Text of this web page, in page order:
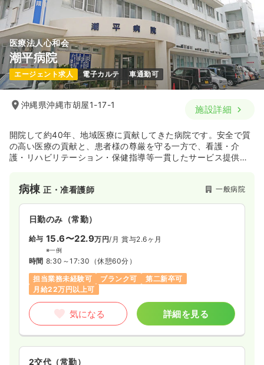
医療法人心和会
潮平病院
エージェント求人 電子カルテ 車通勤可
沖縄県沖縄市胡屋1-17-1 施設詳細
開院して約40年、地域医療に貢献してきた病院です。安全で質
の高い医療の貢献と、患者様の尊厳を守る一方で、看護・介
護・リハビリテーション・保健指導等一貫したサービス提供を
病棟正・准看護師 一般病院
日勤のみ（常勤）
給与 15.6〜22.9万円/月 賞与2.6ヶ月
※一例
時間 8:30～17:30 （休憩60分）
担当業務未経験可
ブランク可
第二新卒可
月給22万円以上可
気になる 詳細を見る
2交代（常勤）